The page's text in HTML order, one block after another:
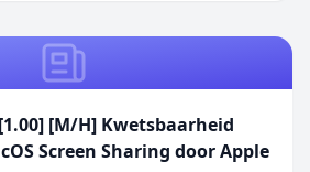
eerst op Digitale Overheid.
[1.00] [M/H] Kwetsbaarheid
Screen Sharing door Apple